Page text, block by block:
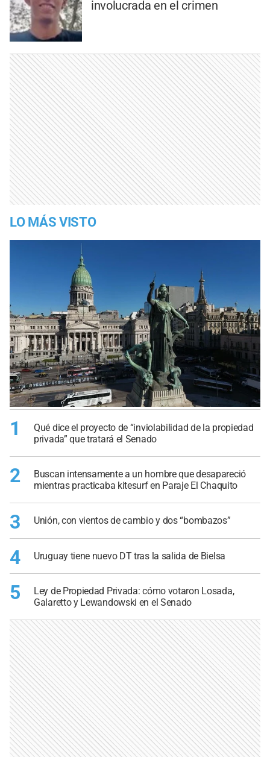
involucrada en el crimen
LO MÁS VISTO
1
Qué dice el proyecto de “inviolabilidad de la propiedad
privada” que tratará el Senado
2
Buscan intensamente a un hombre que desapareció
mientras practicaba kitesurf en Paraje El Chaquito
3 Unión, con vientos de cambio y dos “bombazos”
4 Uruguay tiene nuevo DT tras la salida de Bielsa
5
Ley de Propiedad Privada: cómo votaron Losada,
Galaretto y Lewandowski en el Senado